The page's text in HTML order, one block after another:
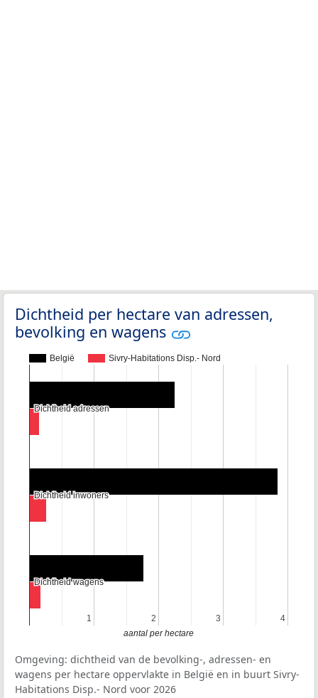
Dichtheid per hectare van adressen,
bevolking en wagens
België Sivry-Habitations Disp.- Nord
1
1 2
2 3
3 4
4
Dichtheid adressen
Dichtheid adressen
Dichtheid inwoners
Dichtheid inwoners
Dichtheid wagens
Dichtheid wagens
aantal per hectare
Omgeving: dichtheid van de bevolking-, adressen- en
wagens per hectare oppervlakte in België en in buurt Sivry-
Habitations Disp.- Nord voor 2026